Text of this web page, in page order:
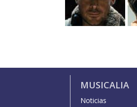
MUSICALIA
Noticias